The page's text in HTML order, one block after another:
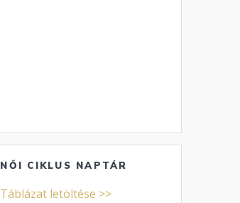
NŐI CIKLUS NAPTÁR
Táblázat letöltése >>